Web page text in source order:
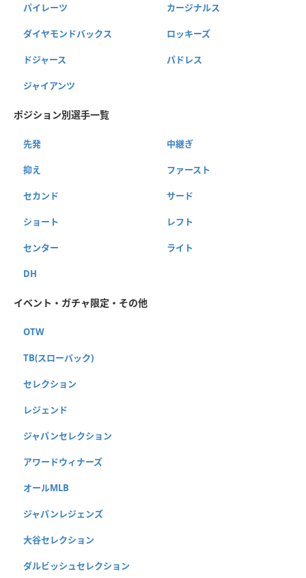
パイレーツ カージナルス
ダイヤモンドバックス ロッキーズ
ドジャース パドレス
ジャイアンツ
ポジション別選手一覧
先発 中継ぎ
抑え ファースト
セカンド サード
ショート レフト
センター ライト
DH
イベント・ガチャ限定・その他
OTW
TB(スローバック)
セレクション
レジェンド
ジャパンセレクション
アワードウィナーズ
オールMLB
ジャパンレジェンズ
大谷セレクション
ダルビッシュセレクション